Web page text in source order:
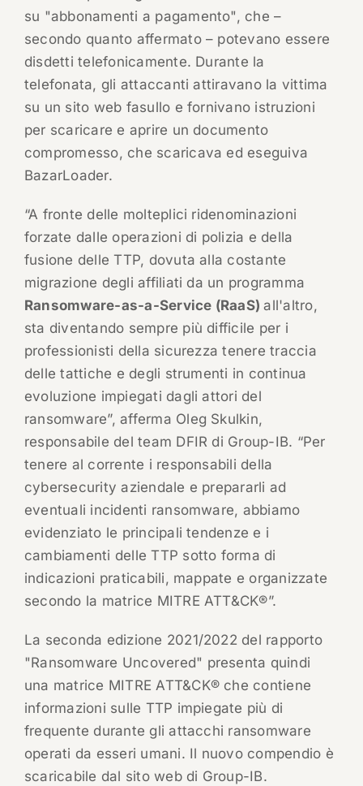
su "abbonamenti a pagamento", che –
secondo quanto affermato – potevano essere
disdetti telefonicamente. Durante la
telefonata, gli attaccanti attiravano la vittima
su un sito web fasullo e fornivano istruzioni
per scaricare e aprire un documento
compromesso, che scaricava ed eseguiva
BazarLoader.
“A fronte delle molteplici ridenominazioni
forzate dalle operazioni di polizia e della
fusione delle TTP, dovuta alla costante
migrazione degli affiliati da un programma
Ransomware-as-a-Service (RaaS)all'altro,
sta diventando sempre più difficile per i
professionisti della sicurezza tenere traccia
delle tattiche e degli strumenti in continua
evoluzione impiegati dagli attori del
ransomware”, afferma Oleg Skulkin,
responsabile del team DFIR di Group-IB. “Per
tenere al corrente i responsabili della
cybersecurity aziendale e prepararli ad
eventuali incidenti ransomware, abbiamo
evidenziato le principali tendenze e i
cambiamenti delle TTP sotto forma di
indicazioni praticabili, mappate e organizzate
secondo la matrice MITRE ATT&CK®”.
La seconda edizione 2021/2022 del rapporto
"Ransomware Uncovered" presenta quindi
una matrice MITRE ATT&CK® che contiene
informazioni sulle TTP impiegate più di
frequente durante gli attacchi ransomware
operati da esseri umani. Il nuovo compendio è
scaricabile dal sito web di Group-IB.